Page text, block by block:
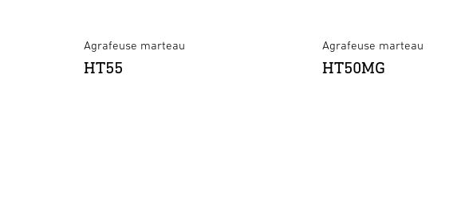
Agrafeuse marteau
HT55
Agrafeuse marteau
HT50MG